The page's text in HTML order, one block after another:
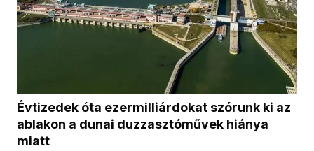
Évtizedek óta ezermilliárdokat szórunk ki az
ablakon a dunai duzzasztóművek hiánya
miatt